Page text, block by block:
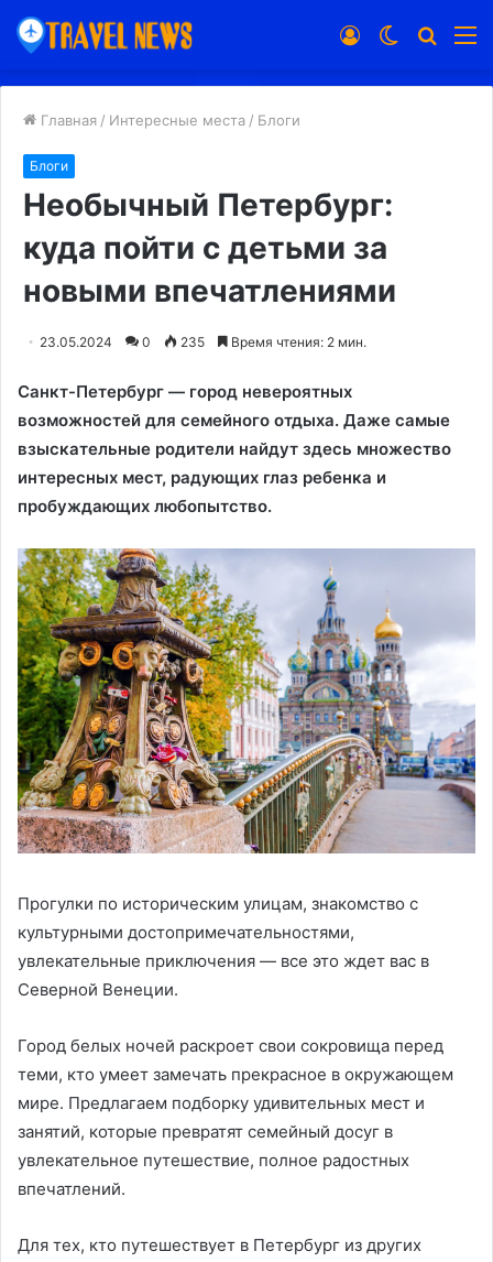
Switch
Войти
Главная / Интересные места / Блоги
Блоги
Необычный Петербург:
куда пойти с детьми за
новыми впечатлениями
23.05.2024 0 235 Время чтения: 2 мин.
Санкт-Петербург — город невероятных
возможностей для семейного отдыха. Даже самые
взыскательные родители найдут здесь множество
интересных мест, радующих глаз ребенка и
пробуждающих любопытство.
Прогулки по историческим улицам, знакомство с
культурными достопримечательностями,
увлекательные приключения — все это ждет вас в
Северной Венеции.
Город белых ночей раскроет свои сокровища перед
теми, кто умеет замечать прекрасное в окружающем
мире. Предлагаем подборку удивительных мест и
занятий, которые превратят семейный досуг в
увлекательное путешествие, полное радостных
впечатлений.
Для тех, кто путешествует в Петербург из других